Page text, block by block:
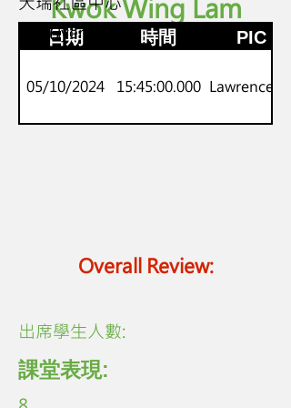
Kwok Wing Lam
日期 時間 PIC
05/10/2024 15:45:00.000 Lawrence Lo
Overall Review:
P.5-6
劍橋Flyers
​出席學生人數:
課堂表現: